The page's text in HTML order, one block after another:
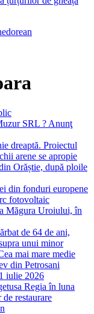
SRL ? Anunţ
dreaptă. Proiectul
arene se apropie
Orăștie, după ploile
din fonduri europene
fotovoltaic
Măgura Uroiului, în
de 64 de ani,
unui minor
mai mare medie
din Petrosani
iulie 2026
Regia în luna
restaurare